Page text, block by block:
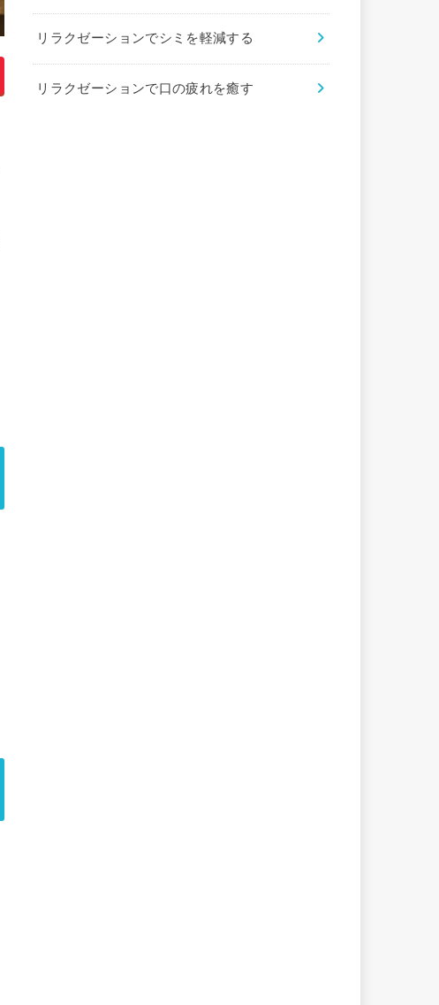
リラクゼーションでシミを軽減する
リラクゼーションで口の疲れを癒す